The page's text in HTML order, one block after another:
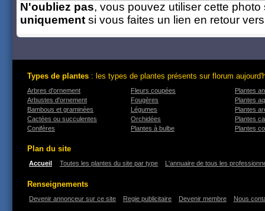
N'oubliez pas, vous pouvez utiliser cette photo
uniquement si vous faites un lien en retour
Types de plantes : les types de plantes présents sur florum
Arbres d'ornement
Arbustes d'ornement
Bambous et graminées
Cactées ou succulentes
Conifères
Fleurs coupées
Fougères
Légumes
Orchidées
Plantes à bulbe
Plantes
Plantes
Plantes
Plantes
Plantes
Plan du site
Accueil Toutes les plantes du site par type L'annuaire de tous les
Renseignements
Devenir annonceur sur ce site Regie publicitaire Devenir membre Nous